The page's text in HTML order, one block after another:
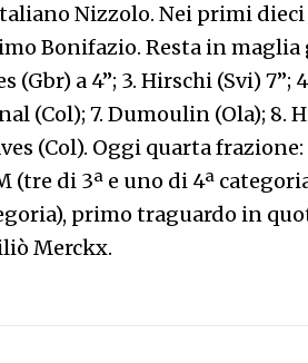
Nizzolo. Nei primi
Bonifazio. Resta in
(Gbr) a 4”; 3. Hirschi (Svi) 7”;
(Col); 7. Dumoulin (Ola); 8.
(Col). Oggi quarta
(tre di 3ª e uno di 4ª
primo traguardo in
Merckx.